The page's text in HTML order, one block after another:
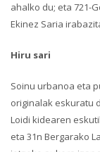
ahalko du; eta 721-
Ekinez Saria
Hiru sari
Soinu urbanoa eta
originalak eskuratu
Loidi kidearen
eta 31n Bergarako